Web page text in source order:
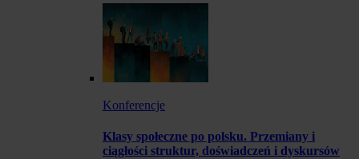
Konferencje
Klasy społeczne po polsku. Przemiany i
ciągłości struktur, doświadczeń i dyskursów